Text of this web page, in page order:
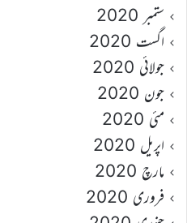
ستمبر 2020
اگست 2020
جولائی 2020
جون 2020
مئی 2020
اپریل 2020
مارچ 2020
فروری 2020